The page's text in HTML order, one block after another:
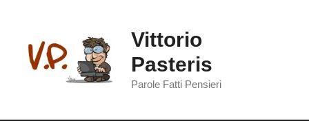
contenuto
Vittorio
Pasteris
Parole Fatti Pensieri